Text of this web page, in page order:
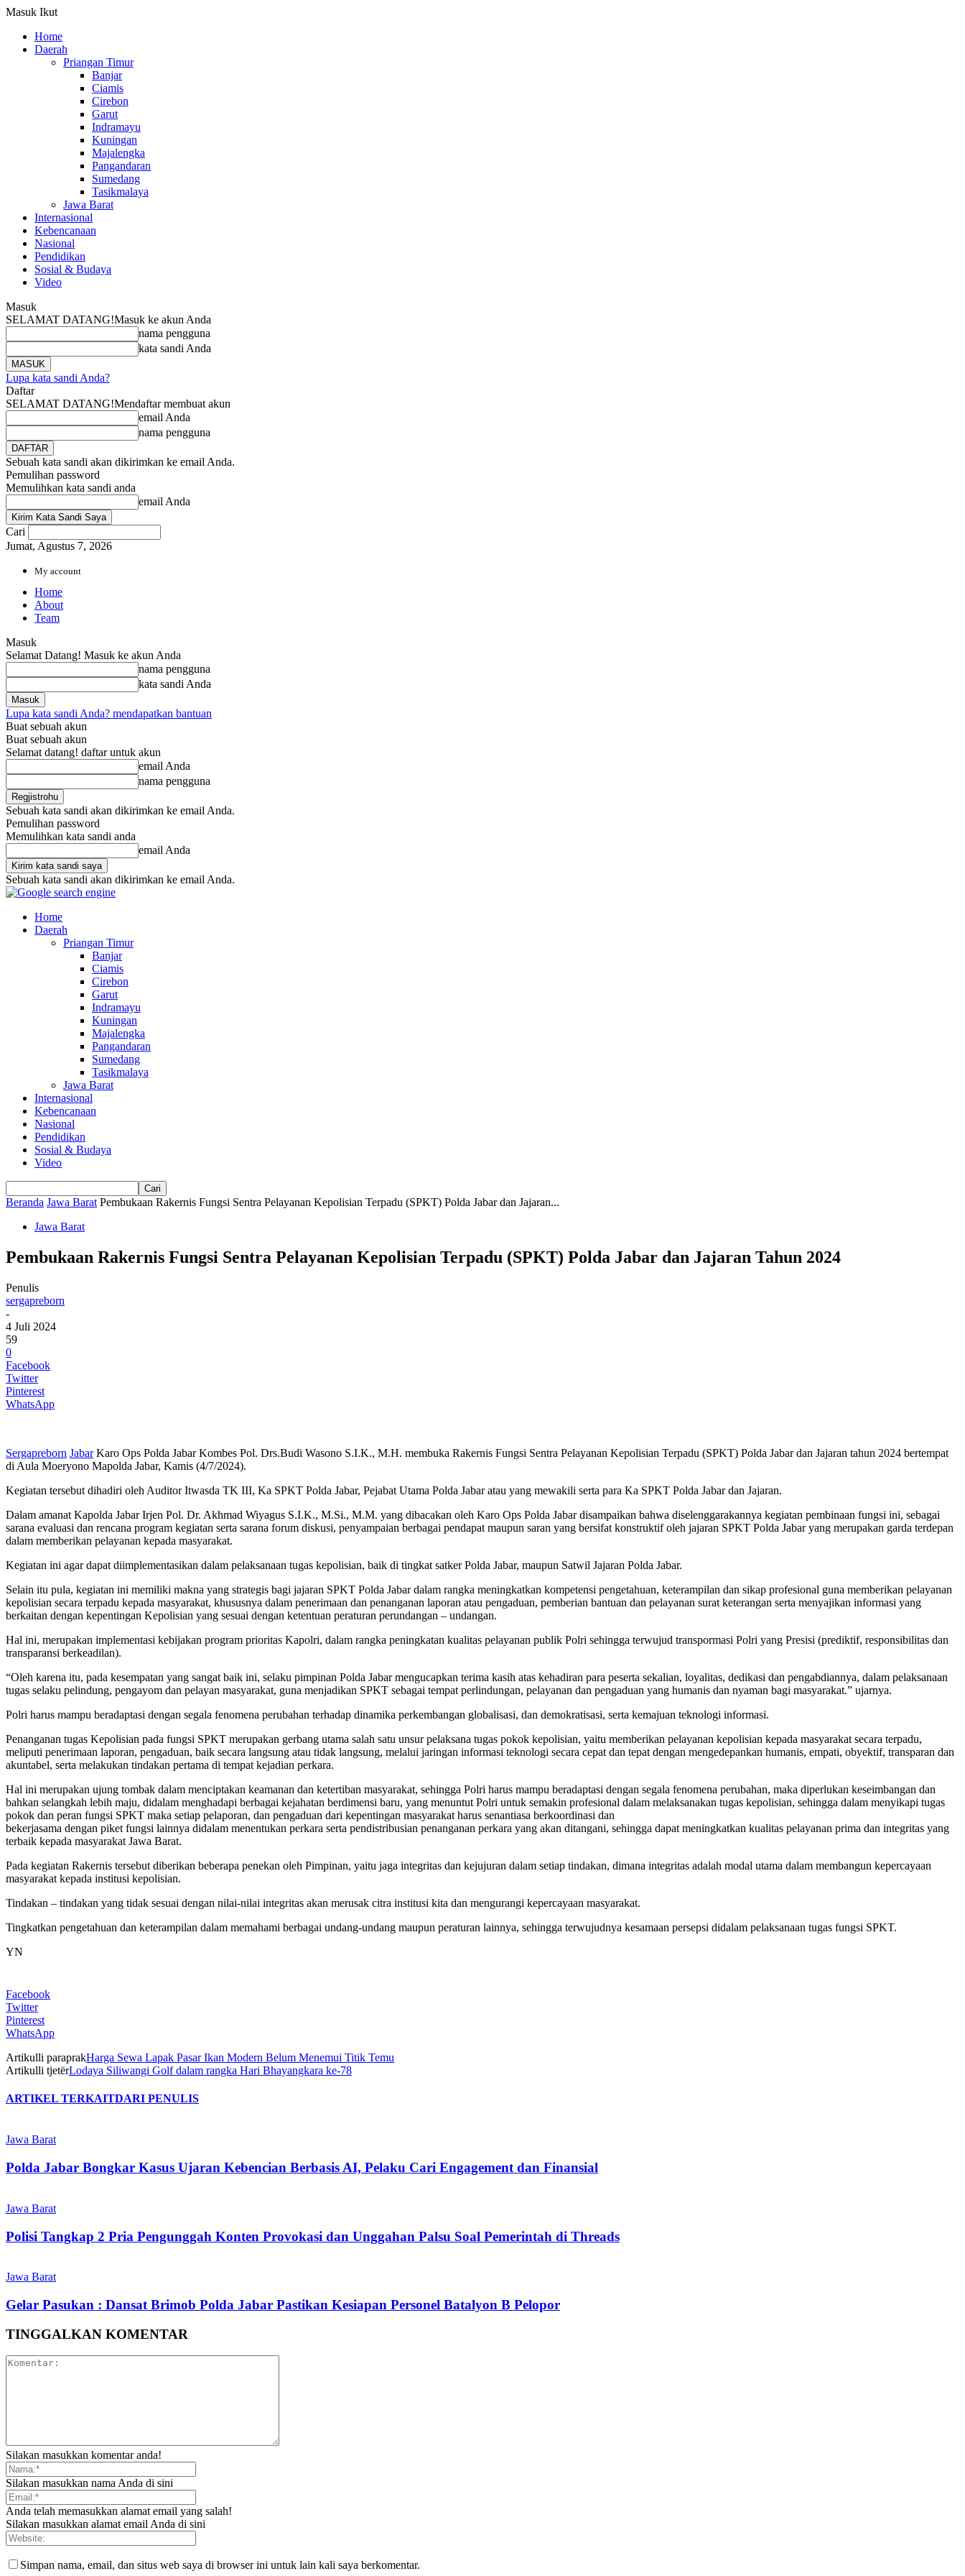
Masuk Ikut
Home
Daerah
Priangan Timur
Banjar
Ciamis
Cirebon
Garut
Indramayu
Kuningan
Majalengka
Pangandaran
Sumedang
Tasikmalaya
Jawa Barat
Internasional
Kebencanaan
Nasional
Pendidikan
Sosial & Budaya
Video
Masuk
SELAMAT DATANG!Masuk ke akun Anda
nama pengguna
kata sandi Anda
Lupa kata sandi Anda?
Daftar
SELAMAT DATANG!Mendaftar membuat akun
email Anda
nama pengguna
Sebuah kata sandi akan dikirimkan ke email Anda.
Pemulihan password
Memulihkan kata sandi anda
email Anda
Cari
Jumat, Agustus 7, 2026
My account
Home
About
Team
Masuk
Selamat Datang! Masuk ke akun Anda
nama pengguna
kata sandi Anda
Lupa kata sandi Anda? mendapatkan bantuan
Buat sebuah akun
Buat sebuah akun
Selamat datang! daftar untuk akun
email Anda
nama pengguna
Sebuah kata sandi akan dikirimkan ke email Anda.
Pemulihan password
Memulihkan kata sandi anda
email Anda
Sebuah kata sandi akan dikirimkan ke email Anda.
Home
Daerah
Priangan Timur
Banjar
Ciamis
Cirebon
Garut
Indramayu
Kuningan
Majalengka
Pangandaran
Sumedang
Tasikmalaya
Jawa Barat
Internasional
Kebencanaan
Nasional
Pendidikan
Sosial & Budaya
Video
Beranda Jawa Barat Pembukaan Rakernis Fungsi Sentra Pelayanan Kepolisian Terpadu (SPKT) Polda Jabar dan Jajaran...
Jawa Barat
Pembukaan Rakernis Fungsi Sentra Pelayanan Kepolisian Terpadu (SPKT) Polda Jabar dan Jajaran Tahun 2024
Penulis
sergapreborn
-
4 Juli 2024
59
0
Facebook
Twitter
Pinterest
WhatsApp
Sergapreborn JabarKaro Ops Polda Jabar Kombes Pol. Drs.Budi Wasono S.I.K., M.H. membuka Rakernis Fungsi Sentra Pelayanan Kepolisian Terpadu (SPKT) Polda Jabar dan Jajaran tahun 2024 bertempat
di Aula Moeryono Mapolda Jabar, Kamis (4/7/2024).
Kegiatan tersebut dihadiri oleh Auditor Itwasda TK III, Ka SPKT Polda Jabar, Pejabat Utama Polda Jabar atau yang mewakili serta para Ka SPKT Polda Jabar dan Jajaran.
Dalam amanat Kapolda Jabar Irjen Pol. Dr. Akhmad Wiyagus S.I.K., M.Si., M.M. yang dibacakan oleh Karo Ops Polda Jabar disampaikan bahwa diselenggarakannya kegiatan pembinaan fungsi ini, sebagai
sarana evaluasi dan rencana program kegiatan serta sarana forum diskusi, penyampaian berbagai pendapat maupun saran yang bersifat konstruktif oleh jajaran SPKT Polda Jabar yang merupakan garda terdepan
dalam memberikan pelayanan kepada masyarakat.
Kegiatan ini agar dapat diimplementasikan dalam pelaksanaan tugas kepolisian, baik di tingkat satker Polda Jabar, maupun Satwil Jajaran Polda Jabar.
Selain itu pula, kegiatan ini memiliki makna yang strategis bagi jajaran SPKT Polda Jabar dalam rangka meningkatkan kompetensi pengetahuan, keterampilan dan sikap profesional guna memberikan pelayanan
kepolisian secara terpadu kepada masyarakat, khususnya dalam penerimaan dan penanganan laporan atau pengaduan, pemberian bantuan dan pelayanan surat keterangan serta menyajikan informasi yang
berkaitan dengan kepentingan Kepolisian yang sesuai dengan ketentuan peraturan perundangan – undangan.
Hal ini, merupakan implementasi kebijakan program prioritas Kapolri, dalam rangka peningkatan kualitas pelayanan publik Polri sehingga terwujud transpormasi Polri yang Presisi (prediktif, responsibilitas dan
transparansi berkeadilan).
“Oleh karena itu, pada kesempatan yang sangat baik ini, selaku pimpinan Polda Jabar mengucapkan terima kasih atas kehadiran para peserta sekalian, loyalitas, dedikasi dan pengabdiannya, dalam pelaksanaan
tugas selaku pelindung, pengayom dan pelayan masyarakat, guna menjadikan SPKT sebagai tempat perlindungan, pelayanan dan pengaduan yang humanis dan nyaman bagi masyarakat.” ujarnya.
Polri harus mampu beradaptasi dengan segala fenomena perubahan terhadap dinamika perkembangan globalisasi, dan demokratisasi, serta kemajuan teknologi informasi.
Penanganan tugas Kepolisian pada fungsi SPKT merupakan gerbang utama salah satu unsur pelaksana tugas pokok kepolisian, yaitu memberikan pelayanan kepolisian kepada masyarakat secara terpadu,
meliputi penerimaan laporan, pengaduan, baik secara langsung atau tidak langsung, melalui jaringan informasi teknologi secara cepat dan tepat dengan mengedepankan humanis, empati, obyektif, transparan dan
akuntabel, serta melakukan tindakan pertama di tempat kejadian perkara.
Hal ini merupakan ujung tombak dalam menciptakan keamanan dan ketertiban masyarakat, sehingga Polri harus mampu beradaptasi dengan segala fenomena perubahan, maka diperlukan keseimbangan dan
bahkan selangkah lebih maju, didalam menghadapi berbagai kejahatan berdimensi baru, yang menuntut Polri untuk semakin profesional dalam melaksanakan tugas kepolisian, sehingga dalam menyikapi tugas
pokok dan peran fungsi SPKT maka setiap pelaporan, dan pengaduan dari kepentingan masyarakat harus senantiasa berkoordinasi dan
bekerjasama dengan piket fungsi lainnya didalam menentukan perkara serta pendistribusian penanganan perkara yang akan ditangani, sehingga dapat meningkatkan kualitas pelayanan prima dan integritas yang
terbaik kepada masyarakat Jawa Barat.
Pada kegiatan Rakernis tersebut diberikan beberapa penekan oleh Pimpinan, yaitu jaga integritas dan kejujuran dalam setiap tindakan, dimana integritas adalah modal utama dalam membangun kepercayaan
masyarakat kepada institusi kepolisian.
Tindakan – tindakan yang tidak sesuai dengan nilai-nilai integritas akan merusak citra institusi kita dan mengurangi kepercayaan masyarakat.
Tingkatkan pengetahuan dan keterampilan dalam memahami berbagai undang-undang maupun peraturan lainnya, sehingga terwujudnya kesamaan persepsi didalam pelaksanaan tugas fungsi SPKT.
YN
Facebook
Twitter
Pinterest
WhatsApp
Artikulli paraprakHarga Sewa Lapak Pasar Ikan Modern Belum Menemui Titik Temu
Artikulli tjetërLodaya Siliwangi Golf dalam rangka Hari Bhayangkara ke-78
ARTIKEL TERKAITDARI PENULIS
Jawa Barat
Polda Jabar Bongkar Kasus Ujaran Kebencian Berbasis AI, Pelaku Cari Engagement dan Finansial
Jawa Barat
Polisi Tangkap 2 Pria Pengunggah Konten Provokasi dan Unggahan Palsu Soal Pemerintah di Threads
Jawa Barat
Gelar Pasukan : Dansat Brimob Polda Jabar Pastikan Kesiapan Personel Batalyon B Pelopor
TINGGALKAN KOMENTAR
Silakan masukkan komentar anda!
Silakan masukkan nama Anda di sini
Anda telah memasukkan alamat email yang salah!
Silakan masukkan alamat email Anda di sini
Simpan nama, email, dan situs web saya di browser ini untuk lain kali saya berkomentar.